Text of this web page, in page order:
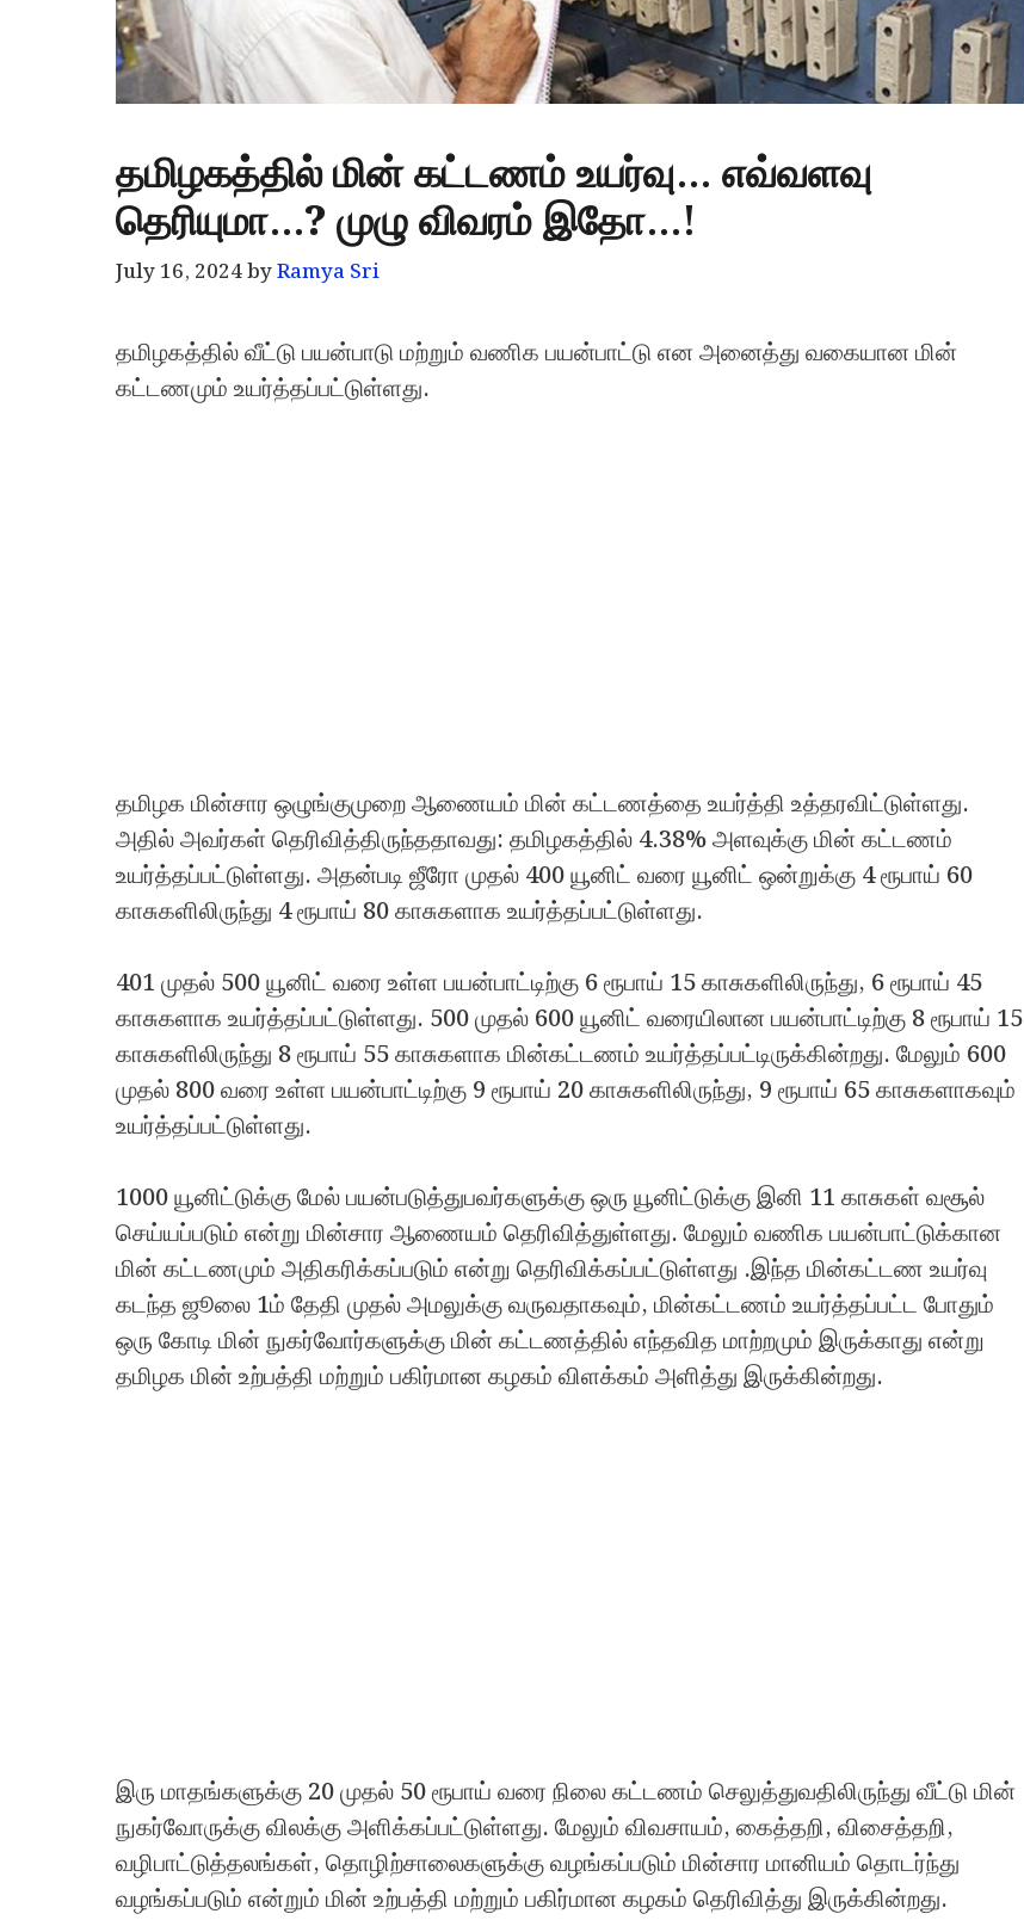
தமிழகத்தில் மின் கட்டணம் உயர்வு… எவ்வளவு
தெரியுமா…? முழு விவரம் இதோ…!
July 16, 2024byRamya Sri
தமிழகத்தில் வீட்டு பயன்பாடு மற்றும் வணிக பயன்பாட்டு என அனைத்து வகையான மின்
கட்டணமும் உயர்த்தப்பட்டுள்ளது.
தமிழக மின்சார ஒழுங்குமுறை ஆணையம் மின் கட்டணத்தை உயர்த்தி உத்தரவிட்டுள்ளது.
அதில் அவர்கள் தெரிவித்திருந்ததாவது: தமிழகத்தில் 4.38% அளவுக்கு மின் கட்டணம்
உயர்த்தப்பட்டுள்ளது. அதன்படி ஜீரோ முதல் 400 யூனிட் வரை யூனிட் ஒன்றுக்கு 4 ரூபாய் 60
காசுகளிலிருந்து 4 ரூபாய் 80 காசுகளாக உயர்த்தப்பட்டுள்ளது.
401 முதல் 500 யூனிட் வரை உள்ள பயன்பாட்டிற்கு 6 ரூபாய் 15 காசுகளிலிருந்து, 6 ரூபாய் 45
காசுகளாக உயர்த்தப்பட்டுள்ளது. 500 முதல் 600 யூனிட் வரையிலான பயன்பாட்டிற்கு 8 ரூபாய் 15
காசுகளிலிருந்து 8 ரூபாய் 55 காசுகளாக மின்கட்டணம் உயர்த்தப்பட்டிருக்கின்றது. மேலும் 600
முதல் 800 வரை உள்ள பயன்பாட்டிற்கு 9 ரூபாய் 20 காசுகளிலிருந்து, 9 ரூபாய் 65 காசுகளாகவும்
உயர்த்தப்பட்டுள்ளது.
1000 யூனிட்டுக்கு மேல் பயன்படுத்துபவர்களுக்கு ஒரு யூனிட்டுக்கு இனி 11 காசுகள் வசூல்
செய்யப்படும் என்று மின்சார ஆணையம் தெரிவித்துள்ளது. மேலும் வணிக பயன்பாட்டுக்கான
மின் கட்டணமும் அதிகரிக்கப்படும் என்று தெரிவிக்கப்பட்டுள்ளது .இந்த மின்கட்டண உயர்வு
கடந்த ஜூலை 1ம் தேதி முதல் அமலுக்கு வருவதாகவும், மின்கட்டணம் உயர்த்தப்பட்ட போதும்
ஒரு கோடி மின் நுகர்வோர்களுக்கு மின் கட்டணத்தில் எந்தவித மாற்றமும் இருக்காது என்று
தமிழக மின் உற்பத்தி மற்றும் பகிர்மான கழகம் விளக்கம் அளித்து இருக்கின்றது.
இரு மாதங்களுக்கு 20 முதல் 50 ரூபாய் வரை நிலை கட்டணம் செலுத்துவதிலிருந்து வீட்டு மின்
நுகர்வோருக்கு விலக்கு அளிக்கப்பட்டுள்ளது. மேலும் விவசாயம், கைத்தறி, விசைத்தறி,
வழிபாட்டுத்தலங்கள், தொழிற்சாலைகளுக்கு வழங்கப்படும் மின்சார மானியம் தொடர்ந்து
வழங்கப்படும் என்றும் மின் உற்பத்தி மற்றும் பகிர்மான கழகம் தெரிவித்து இருக்கின்றது.